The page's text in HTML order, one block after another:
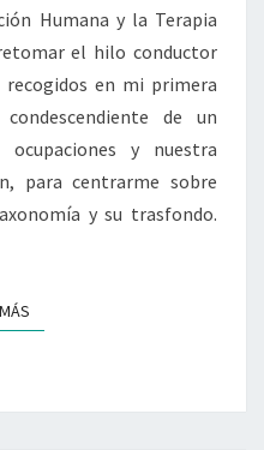
Humana y la Terapia
el hilo conductor
en mi primera
de un
y nuestra
para centrarme sobre
y su trasfondo.
LEER MÁS